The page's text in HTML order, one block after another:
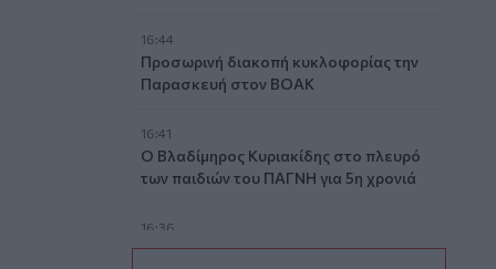
16:44
Προσωρινή διακοπή κυκλοφορίας την
Παρασκευή στον ΒΟΑΚ
16:41
Ο Βλαδίμηρος Κυριακίδης στο πλευρό
των παιδιών του ΠΑΓΝΗ για 5η χρονιά
16:36
Ο κόσμος του ΟΦΗ «εξαφάνισε» 3.000